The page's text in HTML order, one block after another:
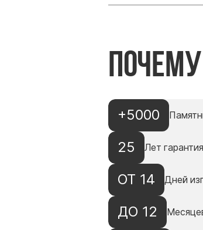
+5000
25 Лет
ОТ 14 Дней
ДО 12